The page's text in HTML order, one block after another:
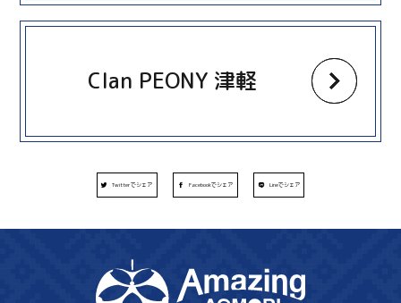
Clan PEONY 津軽
more
Twitterでシェア Facebookでシェア Lineでシェア